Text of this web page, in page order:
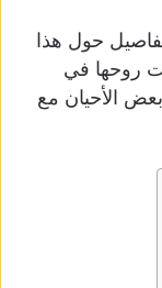
حول هذا
روحها في
الأحيان مع